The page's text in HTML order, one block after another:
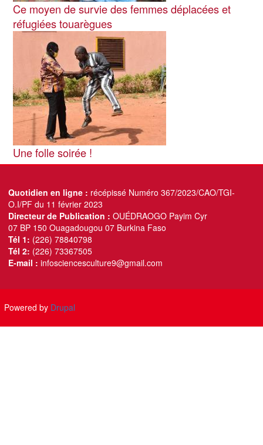
Ce moyen de survie des femmes déplacées et
réfugiées touarègues
Image
Une folle soirée !
Quotidien en ligne : récépissé Numéro 367/2023/CAO/TGI-
O.I/PF du 11 février 2023
Directeur de Publication : OUÉDRAOGO Payim Cyr
07 BP 150 Ouagadougou 07 Burkina Faso
Tél 1: (226) 78840798
Tél 2: (226) 73367505
E-mail : infosciencesculture9@gmail.com
Powered by Drupal